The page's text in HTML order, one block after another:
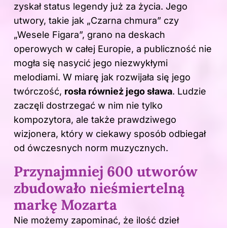
zyskał status legendy już za życia. Jego
utwory, takie jak „Czarna chmura” czy
„Wesele Figara”, grano na deskach
operowych w całej Europie, a publiczność nie
mogła się nasycić jego niezwykłymi
melodiami. W miarę jak rozwijała się jego
twórczość, rosła również jego sława. Ludzie
zaczęli dostrzegać w nim nie tylko
kompozytora, ale także prawdziwego
wizjonera, który w ciekawy sposób odbiegał
od ówczesnych norm muzycznych.
Przynajmniej 600 utworów
zbudowało nieśmiertelną
markę Mozarta
Nie możemy zapominać, że ilość dzieł